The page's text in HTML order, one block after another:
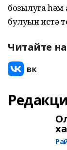
бозылуга һәм
булуын истә
Читайте